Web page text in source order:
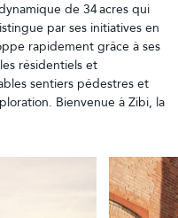
de 34 acres qui
par ses initiatives en
rapidement grâce à ses
résidentiels et
sentiers pédestres et
Bienvenue à Zibi, la